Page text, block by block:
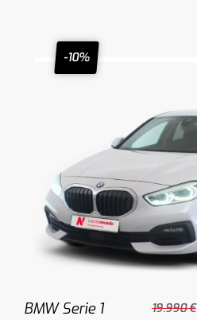
-10%
BMW Serie 1 19.990 €